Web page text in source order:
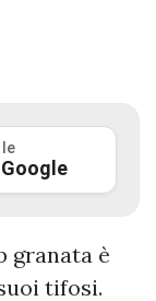
granata è
tifosi.